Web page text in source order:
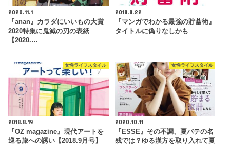
2020.11.1
『anan』カラダにいいもの大賞
2020特集に鬼滅の刃の表紙
【2020.…
2018.8.22
『マンガでわかる最強の貯蓄術』
タイトルに偽りなしかも
女性ライフスタイル
2018.8.19
『OZ magazine』現代アートを
巡る旅への誘い【2018.9月号】
女性ライフスタイル
2020.10.11
『ESSE』その不調、夏バテの名
残では？ゆる漢方を取り入れて夏